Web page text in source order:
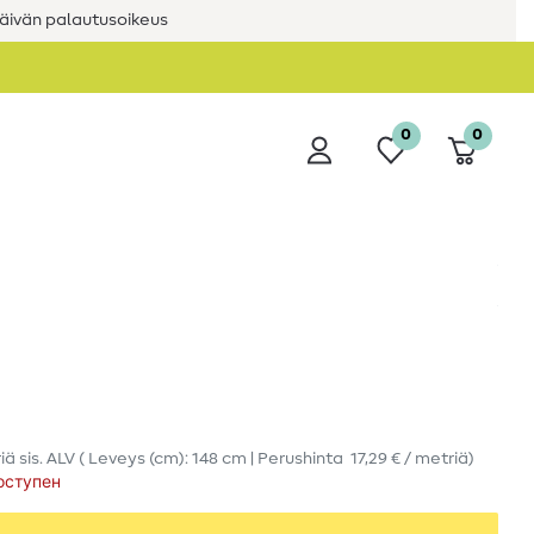
palautusoikeus
0 0
sis. ALV ( Leveys (cm): 148 cm | Perushinta 17,29 € / metriä)